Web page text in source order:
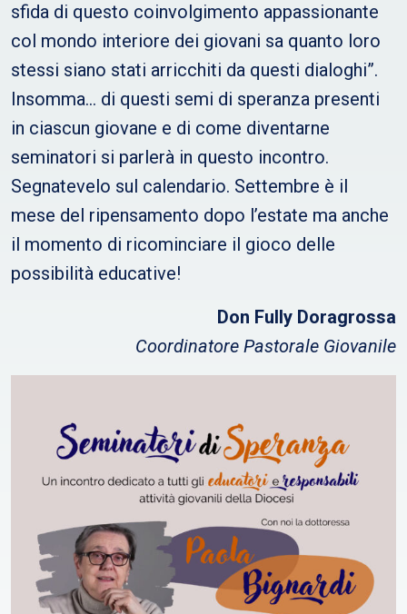
sfida di questo coinvolgimento appassionante
col mondo interiore dei giovani sa quanto loro
stessi siano stati arricchiti da questi dialoghi”.
Insomma… di questi semi di speranza presenti
in ciascun giovane e di come diventarne
seminatori si parlerà in questo incontro.
Segnatevelo sul calendario. Settembre è il
mese del ripensamento dopo l’estate ma anche
il momento di ricominciare il gioco delle
possibilità educative!
Don Fully Doragrossa
Coordinatore Pastorale Giovanile